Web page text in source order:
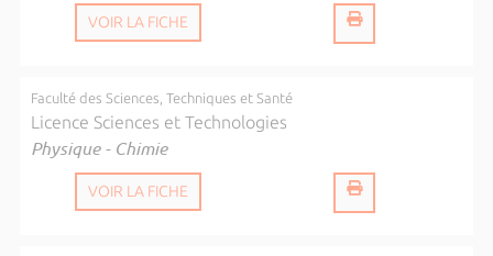
VOIR LA FICHE
Faculté des Sciences, Techniques et Santé
Licence Sciences et Technologies
Physique - Chimie
VOIR LA FICHE